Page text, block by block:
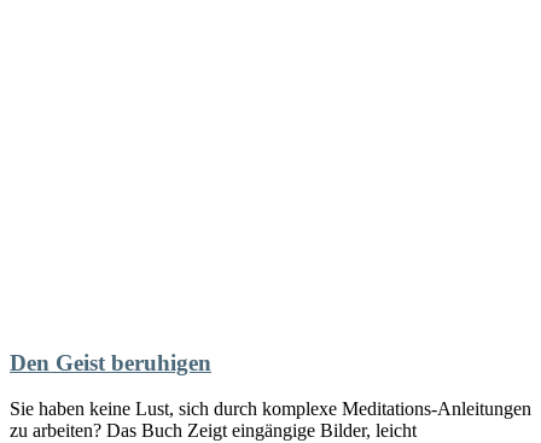
Den Geist beruhigen
Sie haben keine Lust, sich durch komplexe Meditations-Anleitungen
zu arbeiten? Das Buch Zeigt eingängige Bilder, leicht